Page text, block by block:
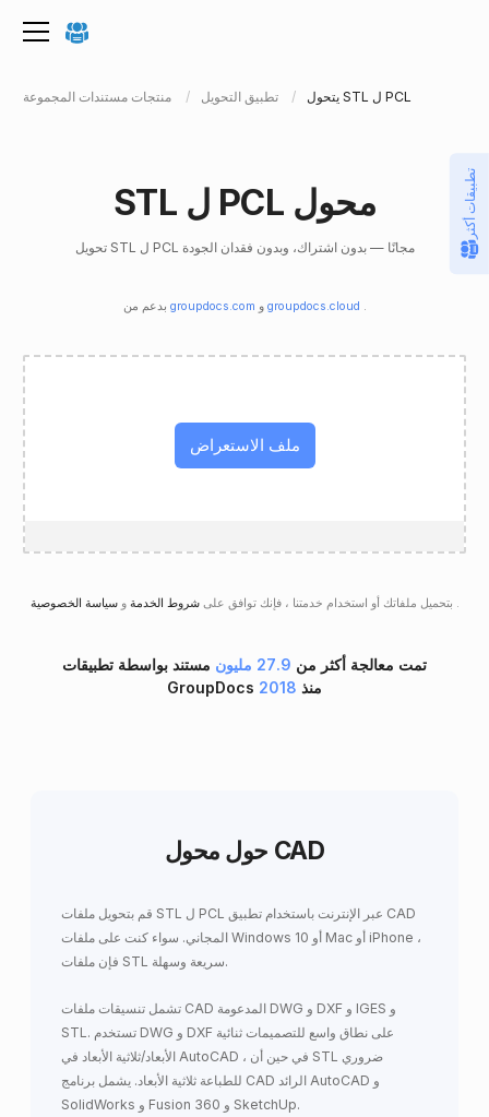
منتجات مستندات المجموعة تطبيق التحويل يتحول STL ل PCL
STL ل PCL محول
تحويل STL ل PCL مجانًا — بدون اشتراك، وبدون فقدان الجودة
groupdocs.com و groupdocs.cloud .
ملف الاستعراض
بتحميل ملفاتك أو استخدام خدمتنا ، فإنك توافق علىشروط الخدمةو .
تمت معالجة أكثر من 27.9 مليون
مستند بواسطة تطبيقات
GroupDocs منذ 2018
حول محول CAD
قم بتحويل ملفات STL ل PCL عبر الإنترنت باستخدام تطبيق CAD
المجاني. سواء كنت على ملفات Windows 10 أو Mac أو iPhone ،
فإن ملفات STL سريعة وسهلة.
تشمل تنسيقات ملفات CAD المدعومة DWG و DXF و IGES و
STL. تستخدم DWG و DXF على نطاق واسع للتصميمات ثنائية
الأبعاد/ثلاثية الأبعاد في AutoCAD ، في حين أن STL ضروري
للطباعة ثلاثية الأبعاد. يشمل برنامج CAD الرائد AutoCAD و
SolidWorks و Fusion 360 و SketchUp.
تطبيقات أكثر